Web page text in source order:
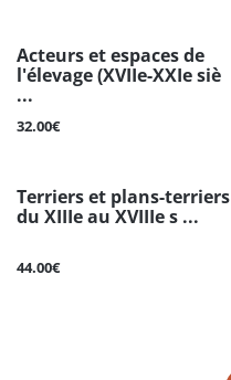
Acteurs et espaces de
l'élevage (XVIIe-XXIe siè
...
32.00€
Terriers et plans-terriers
du XIIIe au XVIIIe s ...
44.00€